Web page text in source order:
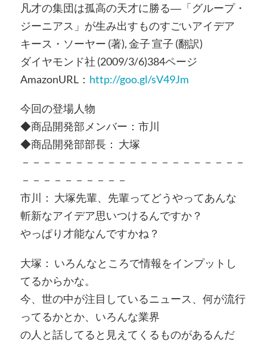
凡才の集団は孤高の天才に勝る―「グループ・
ジーニアス」が生み出すものすごいアイデア
キース・ソーヤー (著), 金子 宣子 (翻訳)
ダイヤモンド社 (2009/3/6)384ページ
AmazonURL： http://goo.gl/sV49Jm
今回の登場人物
◆商品開発部メンバー：市川
◆商品開発部部長： 大塚
－－－－－－－－－－－－－－－－－－－－－
－－－－－－－－－－
市川： 大塚先輩、先輩ってどうやってあんな
斬新なアイデア思いつけるんですか？
やっぱり才能なんですかね？
大塚： いろんなところで情報をインプットし
てるからかな。
今、世の中が注目しているニュース、何が流行
ってるかとか、いろんな業界
の人と話してると見えてくるものがあるんだ